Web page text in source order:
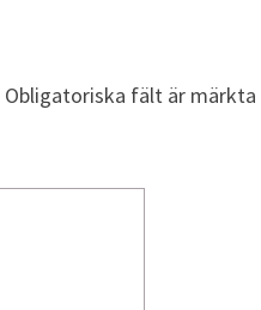
Obligatoriska fält är märkta